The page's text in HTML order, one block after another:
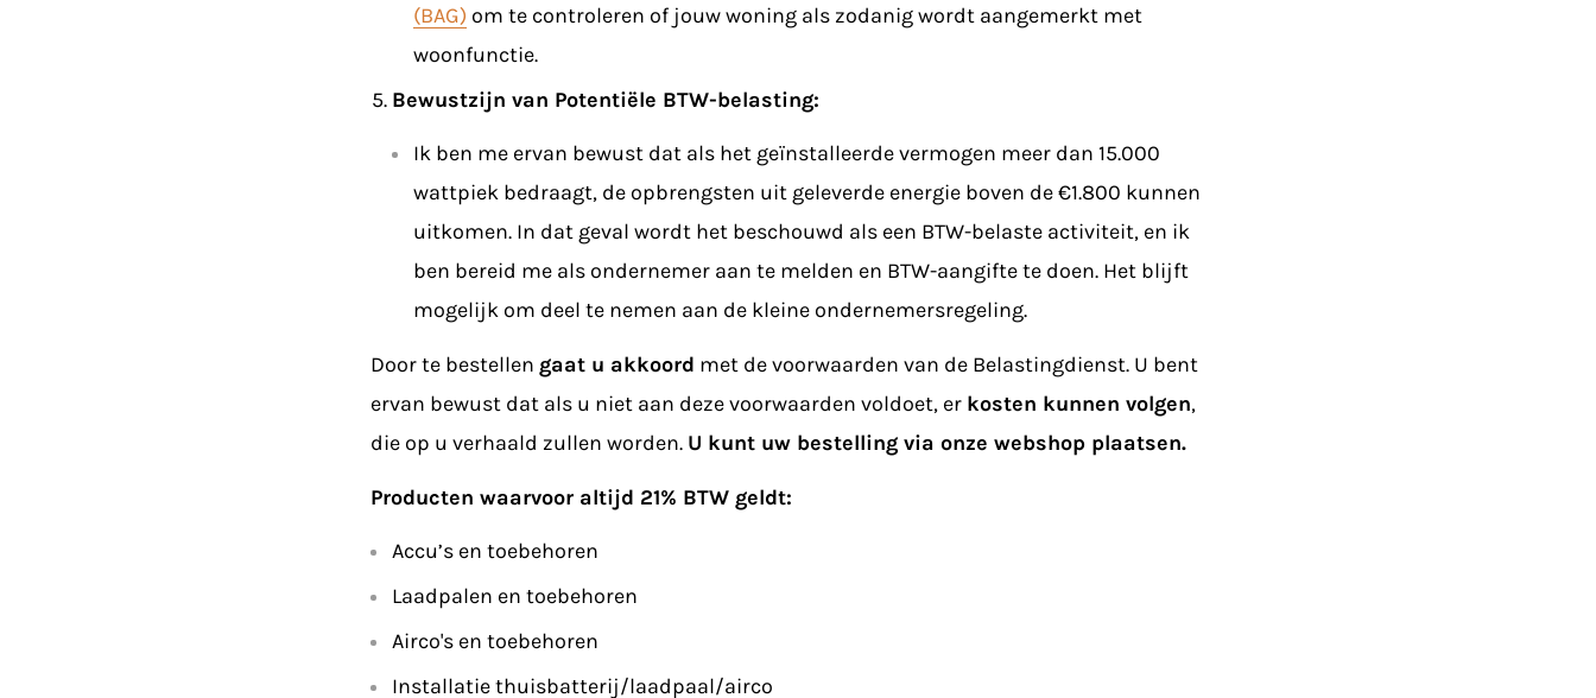
(BAG) om te controleren of jouw woning als zodanig wordt aangemerkt met
woonfunctie.
Bewustzijn van Potentiële BTW-belasting:
Ik ben me ervan bewust dat als het geïnstalleerde vermogen meer dan 15.000
wattpiek bedraagt, de opbrengsten uit geleverde energie boven de €1.800 kunnen
uitkomen. In dat geval wordt het beschouwd als een BTW-belaste activiteit, en ik
ben bereid me als ondernemer aan te melden en BTW-aangifte te doen. Het blijft
mogelijk om deel te nemen aan de kleine ondernemersregeling.
Door te bestellen gaat u akkoord met de voorwaarden van de Belastingdienst. U bent
ervan bewust dat als u niet aan deze voorwaarden voldoet, er kosten kunnen volgen,
die op u verhaald zullen worden. U kunt uw bestelling via onze webshop plaatsen.
Producten waarvoor altijd 21% BTW geldt:
Accu’s en toebehoren
Laadpalen en toebehoren
Airco's en toebehoren
Installatie thuisbatterij/laadpaal/airco